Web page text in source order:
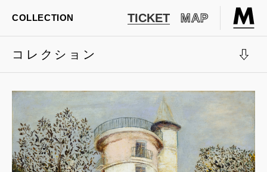
COLLECTION TICKET MAP
コレクション